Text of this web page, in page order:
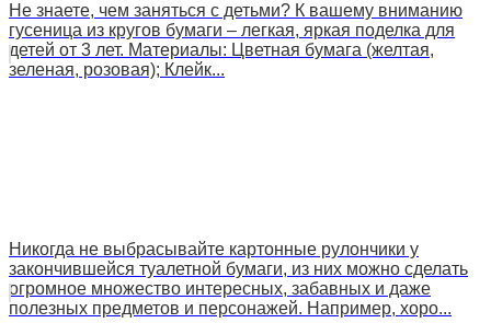
Не знаете, чем заняться с детьми? К вашему вниманию
гусеница из кругов бумаги – легкая, яркая поделка для
детей от 3 лет. Материалы: Цветная бумага (желтая,
зеленая, розовая); Клейк...
Никогда не выбрасывайте картонные рулончики у
закончившейся туалетной бумаги, из них можно сделать
огромное множество интересных, забавных и даже
полезных предметов и персонажей. Например, хоро...